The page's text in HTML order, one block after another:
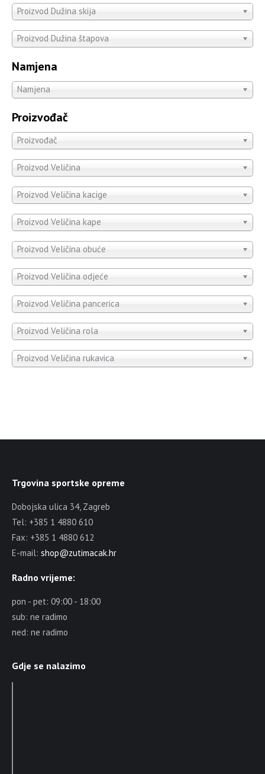
Proizvod Dužina skija
Proizvod Dužina štapova
Namjena
Namjena
Proizvođač
Proizvođač
Proizvod Veličina
Proizvod Veličina kacige
Proizvod Veličina kape
Proizvod Veličina obuće
Proizvod Veličina odjeće
Proizvod Veličina pancerica
Proizvod Veličina rola
Proizvod Veličina rukavica
Trgovina sportske opreme
Dobojska ulica 34, Zagreb
Tel: +385 1 4880 610
Fax: +385 1 4880 612
E-mail: shop@zutimacak.hr
Radno vrijeme:
pon - pet: 09:00 - 18:00
sub: ne radimo
ned: ne radimo
Gdje se nalazimo